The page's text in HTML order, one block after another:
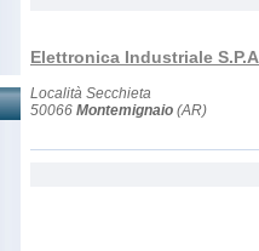
Elettronica Industriale
Località Secchieta
50066 Montemignaio (AR)